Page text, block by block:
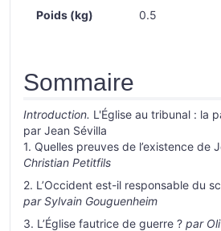
Poids (kg) 0.5
Sommaire
Introduction. L'Église au tribunal : la
par Jean Sévilla
1. Quelles preuves de l’existence de
Christian Petitfils
2. L’Occident est-il responsable du
par Sylvain Gouguenheim
3. L’Église fautrice de guerre ? par